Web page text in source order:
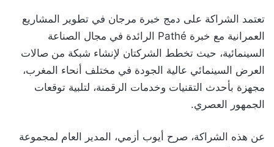
تعتمد الشراكة على دمج خبرة مرجان في تطوير المشاريع
العمرانية مع خبرة Pathé الرائدة في مجال الصناعة
السينمائية، حيث تخطط الشركتان لإنشاء شبكة من صالات
العرض السينمائي عالية الجودة في مختلف أنحاء المغرب،
مجهزة بأحدث التقنيات وخدمات الرقمنة، لتلبية توقعات
الجمهور العصري.
عن هذه الشراكة، صرح أيوب أزمي، المدير العام لمجموعة